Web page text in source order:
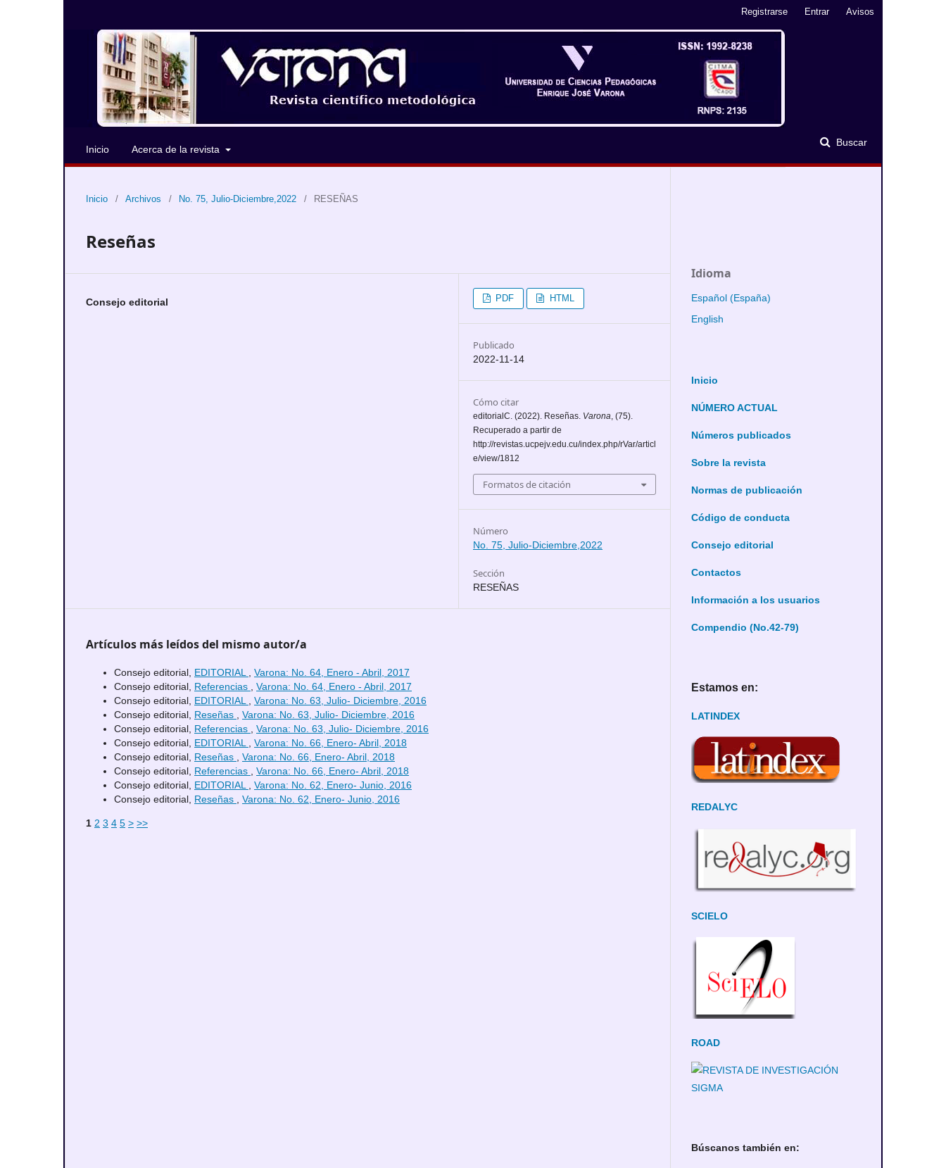
Inicio Acerca de la revista
Buscar
Registrarse Entrar Avisos
Inicio / Archivos / No. 75, Julio-Diciembre,2022 / RESEÑAS
Reseñas
Consejo editorial PDF HTML
Publicado
2022-11-14
Cómo citar
editorialC. (2022). Reseñas. Varona, (75).
Recuperado a partir de
http://revistas.ucpejv.edu.cu/index.php/rVar/articl
e/view/1812
Formatos de citación
Número
No. 75, Julio-Diciembre,2022
Sección
RESEÑAS
Artículos más leídos del mismo autor/a
Consejo editorial, EDITORIAL
Varona: No. 64, Enero - Abril, 2017
Consejo editorial, Referencias
Varona: No. 64, Enero - Abril, 2017
Consejo editorial, EDITORIAL
Varona: No. 63, Julio- Diciembre, 2016
Consejo editorial, Reseñas
Varona: No. 63, Julio- Diciembre, 2016
Consejo editorial, Referencias
Varona: No. 63, Julio- Diciembre, 2016
Consejo editorial, EDITORIAL
Varona: No. 66, Enero- Abril, 2018
Consejo editorial, Reseñas
Varona: No. 66, Enero- Abril, 2018
Consejo editorial, Referencias
Varona: No. 66, Enero- Abril, 2018
Consejo editorial, EDITORIAL
Varona: No. 62, Enero- Junio, 2016
Consejo editorial, Reseñas Varona: No. 62, Enero- Junio, 2016
1 2 3 4 5 > >>
Idioma
Español (España)
English
Inicio
NÚMERO ACTUAL
Números publicados
Sobre la revista
Normas de publicación
Código de conducta
Consejo editorial
Contactos
Información a los usuarios
Compendio (No.42-79)
Estamos en:
LATINDEX
REDALYC
SCIELO
ROAD
Búscanos también en: